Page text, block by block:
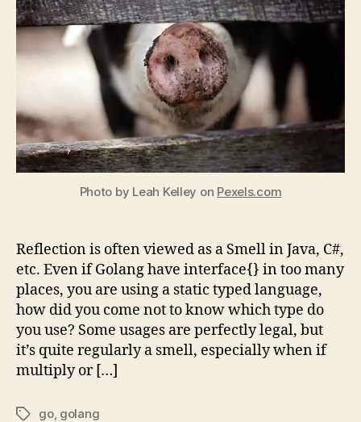
smell,
even
Go.
Photo by Leah Kelley on Pexels.com
Reflection is often viewed as a Smell in Java, C#,
etc. Even if Golang have interface{} in too many
places, you are using a static typed language,
how did you come not to know which type do
you use? Some usages are perfectly legal, but
it’s quite regularly a smell, especially when if
multiply or […]
Étiquettes
go, golang